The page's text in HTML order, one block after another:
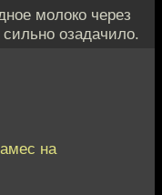
молоко через
сильно озадачило.
на